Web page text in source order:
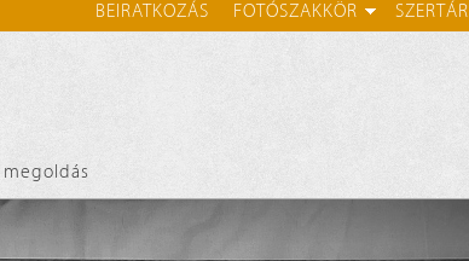
BEIRATKOZÁS FOTÓSZAKKÖR SZERTÁR
megoldás